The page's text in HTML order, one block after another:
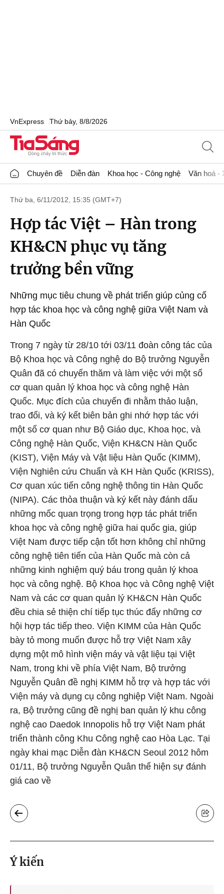
VnExpress Thứ bảy, 8/8/2026
Chuyên đề Diễn đàn Khoa học - Công nghệ Văn hoá -
Thứ ba, 6/11/2012, 15:35 (GMT+7)
Hợp tác Việt – Hàn trong
KH&CN phục vụ tăng
trưởng bền vững
Những mục tiêu chung về phát triển giúp củng cố
hợp tác khoa học và công nghệ giữa Việt Nam và
Hàn Quốc
Trong 7 ngày từ 28/10 tới 03/11 đoàn công tác của
Bộ Khoa học và Công nghệ do Bộ trưởng Nguyễn
Quân đã có chuyến thăm và làm việc với một số
cơ quan quản lý khoa học và công nghệ Hàn
Quốc. Mục đích của chuyến đi nhằm thảo luận,
trao đổi, và ký kết biên bản ghi nhớ hợp tác với
một số cơ quan như Bộ Giáo dục, Khoa học, và
Công nghệ Hàn Quốc, Viện KH&CN Hàn Quốc
(KIST), Viện Máy và Vật liệu Hàn Quốc (KIMM),
Viện Nghiên cứu Chuẩn và KH Hàn Quốc (KRISS),
Cơ quan xúc tiến công nghệ thông tin Hàn Quốc
(NIPA). Các thỏa thuận và ký kết này đánh dấu
những mốc quan trọng trong hợp tác phát triển
khoa học và công nghệ giữa hai quốc gia, giúp
Việt Nam được tiếp cận tốt hơn không chỉ những
công nghệ tiên tiến của Hàn Quốc mà còn cả
những kinh nghiệm quý báu trong quản lý khoa
học và công nghệ. Bộ Khoa học và Công nghệ Việt
Nam và các cơ quan quản lý KH&CN Hàn Quốc
đều chia sẻ thiện chí tiếp tục thúc đẩy những cơ
hội hợp tác tiếp theo. Viện KIMM của Hàn Quốc
bày tỏ mong muốn được hỗ trợ Việt Nam xây
dựng một mô hình viện máy và vật liệu tại Việt
Nam, trong khi về phía Việt Nam, Bộ trưởng
Nguyễn Quân đề nghị KIMM hỗ trợ và hợp tác với
Viện máy và dụng cụ công nghiệp Việt Nam. Ngoài
ra, Bộ trưởng cũng đề nghị ban quản lý khu công
nghệ cao Daedok Innopolis hỗ trợ Việt Nam phát
triển thành công Khu Công nghệ cao Hòa Lạc. Tại
ngày khai mạc Diễn đàn KH&CN Seoul 2012 hôm
01/11, Bộ trưởng Nguyễn Quân thể hiện sự đánh
giá cao về
Ý kiến